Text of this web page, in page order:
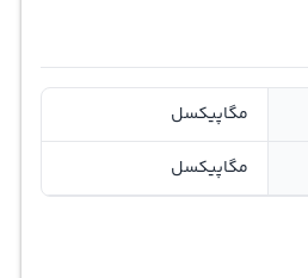
مگاپیکسل
مگاپیکسل